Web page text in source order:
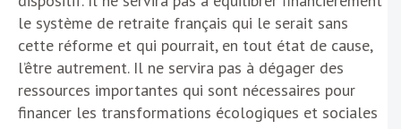
le système de retraite français qui le serait sans
cette réforme et qui pourrait, en tout état de cause,
l’être autrement. Il ne servira pas à dégager des
ressources importantes qui sont nécessaires pour
financer les transformations écologiques et sociales